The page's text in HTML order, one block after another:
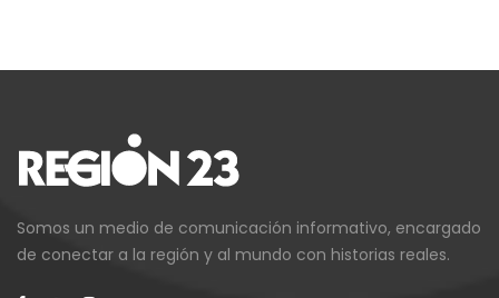
Somos un medio de comunicación informativo, encargado
de conectar a la región y al mundo con historias reales.